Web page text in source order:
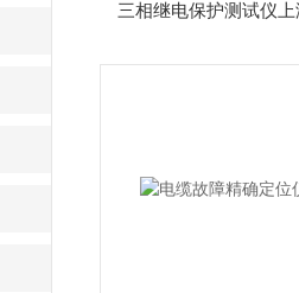
三相继电保护测试仪